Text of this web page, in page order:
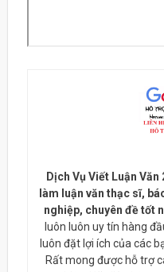
Dịch Vụ Viết Luận Văn
làm luận văn thạc sĩ,
nghiệp, chuyên đề tốt
luôn luôn uy tín hàng
luôn đặt lợi ích của các
Rất mong được hỗ trợ